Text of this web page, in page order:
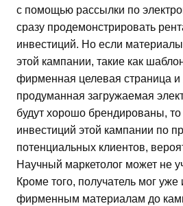
с помощью рассылки по
сразу продемонстрировать
инвестиций. Но если
этой кампании, такие как
фирменная целевая страница
продуманная загружаемая
будут хорошо брендированы, то
инвестиций этой кампании по
потенциальных клиентов,
Научный маркетолог может не
Кроме того, получатель мог уже
фирменным материалам до